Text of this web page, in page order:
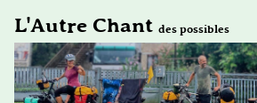
L'Autre Chant des possibles